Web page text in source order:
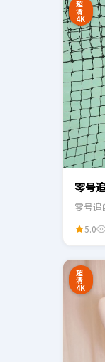
超
清
4K
零号
零号
5.0
超
清
4K